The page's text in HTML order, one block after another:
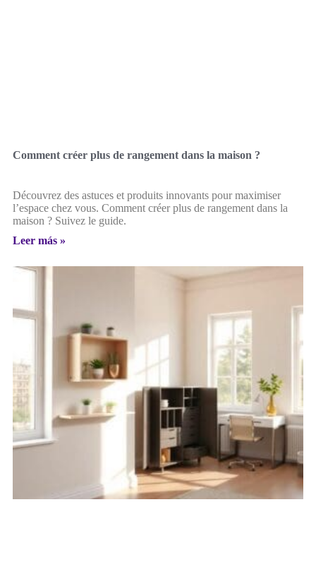
Comment créer plus de rangement dans la maison ?
Découvrez des astuces et produits innovants pour maximiser
l’espace chez vous. Comment créer plus de rangement dans la
maison ? Suivez le guide.
Leer más »